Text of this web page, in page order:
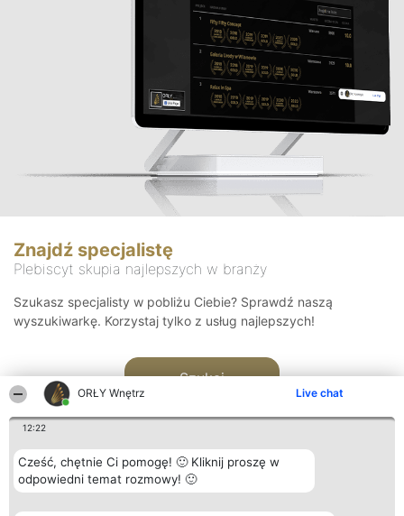
ORŁY Wnętrz Live chat
12:22
Cześć, chętnie Ci pomogę! 🙂 Kliknij proszę w
odpowiedni temat rozmowy! 🙂
Znajdź specjalistę
Plebiscyt skupia najlepszych w branży
Szukasz specjalisty w pobliżu Ciebie? Sprawdź naszą
wyszukiwarkę. Korzystaj tylko z usług najlepszych!
Szukaj
Organizator plebiscytu Plebiscyt Kontakt